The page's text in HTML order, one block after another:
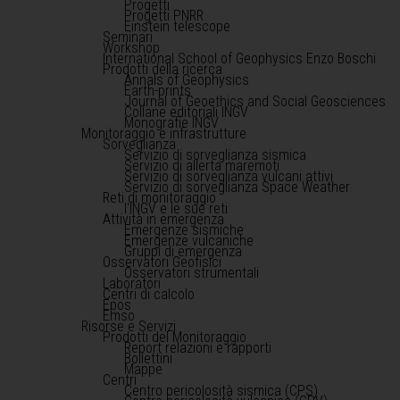
Progetti
Progetti PNRR
Einstein telescope
Seminari
Workshop
International School of Geophysics Enzo Boschi
Prodotti della ricerca
Annals of Geophysics
Earth-prints
Journal of Geoethics and Social Geosciences
Collane editoriali INGV
Monografie INGV
Monitoraggio e infrastrutture
Sorveglianza
Servizio di sorveglianza sismica
Servizio di allerta maremoti
Servizio di sorveglianza vulcani attivi
Servizio di sorveglianza Space Weather
Reti di monitoraggio
l'INGV e le sue reti
Attività in emergenza
Emergenze sismiche
Emergenze vulcaniche
Gruppi di emergenza
Osservatori Geofisici
Osservatori strumentali
Laboratori
Centri di calcolo
Epos
Emso
Risorse e Servizi
Prodotti del Monitoraggio
Report relazioni e rapporti
Bollettini
Mappe
Centri
Centro pericolosità sismica (CPS)